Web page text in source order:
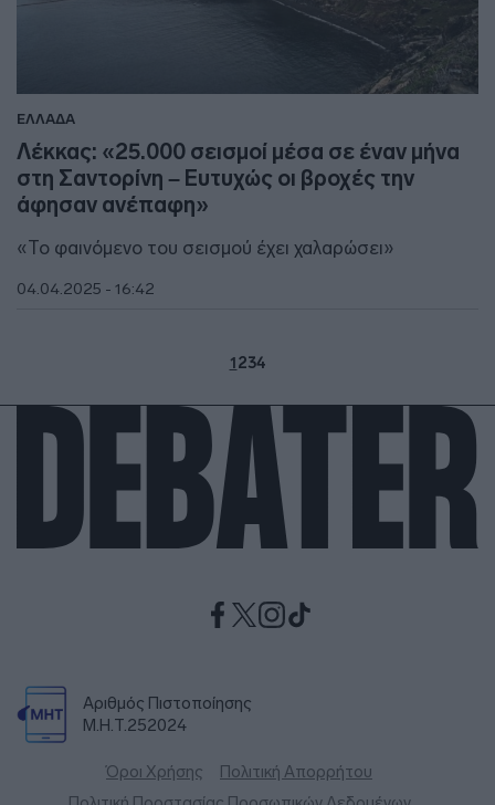
ΕΛΛΑΔΑ
Λέκκας: «25.000 σεισμοί μέσα σε έναν μήνα
στη Σαντορίνη – Ευτυχώς οι βροχές την
άφησαν ανέπαφη»
«Το φαινόμενο του σεισμού έχει χαλαρώσει»
04.04.2025 - 16:42
1234
Αριθμός Πιστοποίησης
Μ.Η.Τ.252024
Όροι Χρήσης
Πολιτική Απορρήτου